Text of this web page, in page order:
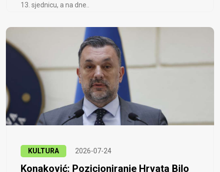
13. sjednicu, a na dne..
KULTURA 2026-07-24
Konaković: Pozicioniranje Hrvata Bilo